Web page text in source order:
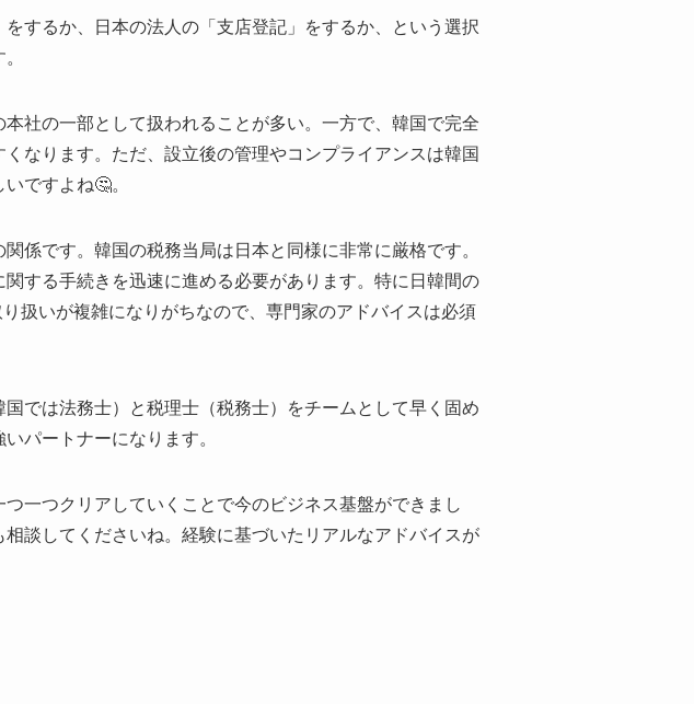
するか、日本の法人の「支店登記」をするか、という選択
社の一部として扱われることが多い。一方で、韓国で完全
なります。ただ、設立後の管理やコンプライアンスは韓国
ですよね🤔。
係です。韓国の税務当局は日本と同様に非常に厳格です。
する手続きを迅速に進める必要があります。特に日韓間の
扱いが複雑になりがちなので、専門家のアドバイスは必須
では法務士）と税理士（税務士）をチームとして早く固め
パートナーになります。
一つクリアしていくことで今のビジネス基盤ができまし
談してくださいね。経験に基づいたリアルなアドバイスが